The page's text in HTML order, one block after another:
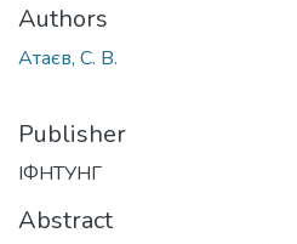
Authors
Атаєв, С. В.
Publisher
ІФНТУНГ
Abstract